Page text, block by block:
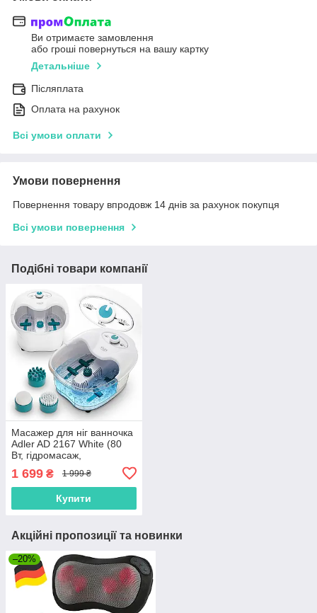
Ви отримаєте замовлення
або гроші повернуться на вашу картку
Детальніше
Післяплата
Оплата на рахунок
Всі умови оплати
Умови повернення
Повернення товару впродовж 14 днів за рахунок покупця
Всі умови повернення
Подібні товари компанії
Масажер для ніг ванночка
Adler AD 2167 White (80
Вт, гідромасаж,
Польща)
1 699 ₴ 1 999 ₴
Купити
Акційні пропозиції та новинки
–20%